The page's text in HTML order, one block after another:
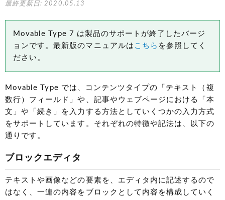
最終更新日: 2020.05.13
Movable Type 7 は製品のサポートが終了したバージ
ョンです。最新版のマニュアルは こちら を参照してく
ださい。
Movable Type では、コンテンツタイプの「テキスト（複
数行）フィールド」や、記事やウェブページにおける「本
文」や「続き」を入力する方法としていくつかの入力方式
をサポートしています。それぞれの特徴や記法は、以下の
通りです。
ブロックエディタ
テキストや画像などの要素を、エディタ内に記述するので
はなく、一連の内容をブロックとして内容を構成していく